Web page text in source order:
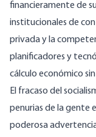
financieramente de
institucionales de
privada y la
planificadores y
cálculo económico
El fracaso del
penurias de la gente
poderosa